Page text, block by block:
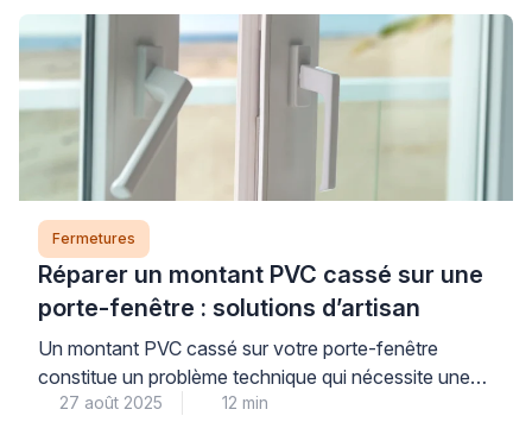
qualité correctement installés constituent un
investissement stratégique pour votre confort
thermique et acoustique quotidien. Ces éléments
techniques, souvent négligés, influencent
directement votre consommation énergétique […]
Fermetures
Réparer un montant PVC cassé sur une
porte-fenêtre : solutions d’artisan
Un montant PVC cassé sur votre porte-fenêtre
constitue un problème technique qui nécessite une
intervention appropriée pour maintenir l’intégrité de
27 août 2025 12 min